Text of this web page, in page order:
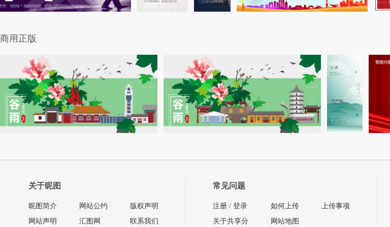
商用正版
关于昵图
昵图简介
网站声明
网站公约
汇图网
版权声明
联系我们
常见问题
注册 / 登录
关于共享分
如何上传
网站地图
上传事项